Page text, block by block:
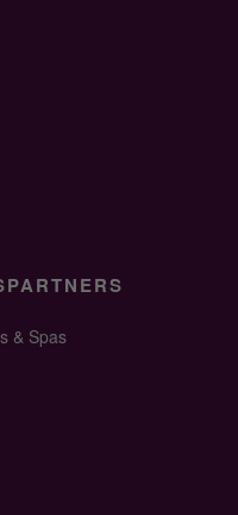
& Spas